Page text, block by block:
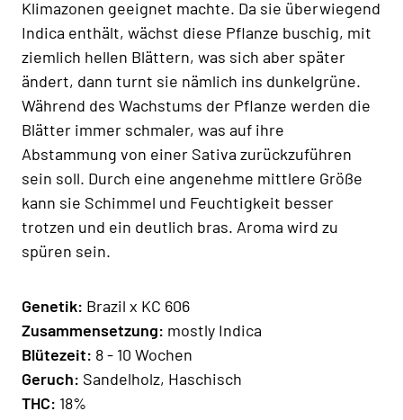
Klimazonen geeignet machte. Da sie überwiegend
Indica enthält, wächst diese Pflanze buschig, mit
ziemlich hellen Blättern, was sich aber später
ändert, dann turnt sie nämlich ins dunkelgrüne.
Während des Wachstums der Pflanze werden die
Blätter immer schmaler, was auf ihre
Abstammung von einer Sativa zurückzuführen
sein soll. Durch eine angenehme mittlere Größe
kann sie Schimmel und Feuchtigkeit besser
trotzen und ein deutlich bras. Aroma wird zu
spüren sein.
Genetik: Brazil x KC 606
Zusammensetzung: mostly Indica
Blütezeit: 8 - 10 Wochen
Geruch: Sandelholz, Haschisch
THC: 18%